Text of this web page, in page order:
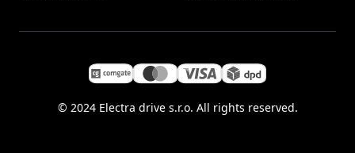
© 2024 Electra drive s.r.o. All rights reserved.